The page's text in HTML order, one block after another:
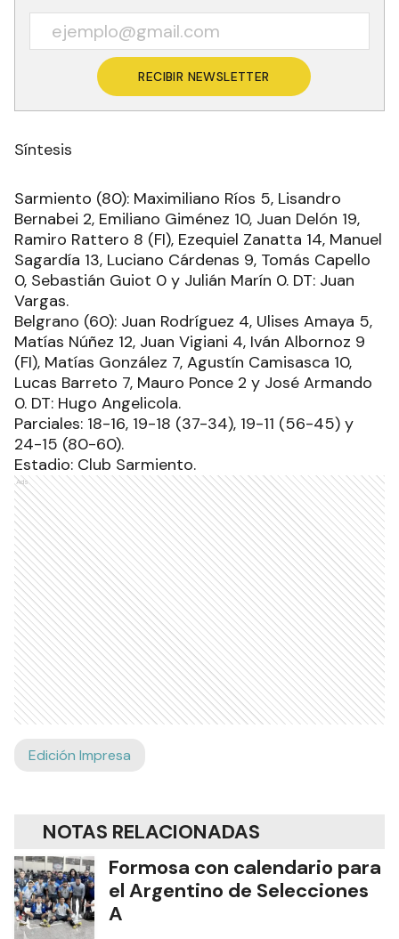
RECIBIR NEWSLETTER
Síntesis
Sarmiento (80): Maximiliano Ríos 5, Lisandro
Bernabei 2, Emiliano Giménez 10, Juan Delón 19,
Ramiro Rattero 8 (FI), Ezequiel Zanatta 14, Manuel
Sagardía 13, Luciano Cárdenas 9, Tomás Capello
0, Sebastián Guiot 0 y Julián Marín 0. DT: Juan
Vargas.
Belgrano (60): Juan Rodríguez 4, Ulises Amaya 5,
Matías Núñez 12, Juan Vigiani 4, Iván Albornoz 9
(FI), Matías González 7, Agustín Camisasca 10,
Lucas Barreto 7, Mauro Ponce 2 y José Armando
0. DT: Hugo Angelicola.
Parciales: 18-16, 19-18 (37-34), 19-11 (56-45) y
24-15 (80-60).
Estadio: Club Sarmiento.
Ads
Edición Impresa
NOTAS RELACIONADAS
Formosa con calendario para
el Argentino de Selecciones
A